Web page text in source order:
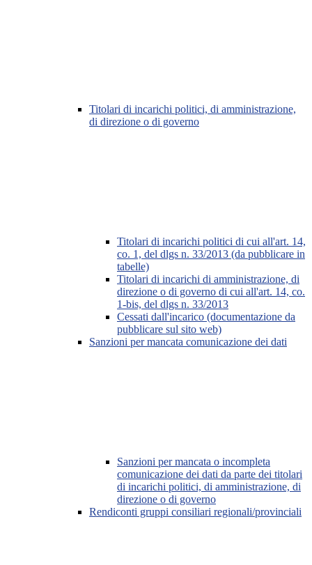
Titolari di incarichi politici, di amministrazione,
di direzione o di governo
Titolari di incarichi politici di cui all'art. 14,
co. 1, del dlgs n. 33/2013 (da pubblicare in
tabelle)
Titolari di incarichi di amministrazione, di
direzione o di governo di cui all'art. 14, co.
1-bis, del dlgs n. 33/2013
Cessati dall'incarico (documentazione da
pubblicare sul sito web)
Sanzioni per mancata comunicazione dei dati
Sanzioni per mancata o incompleta
comunicazione dei dati da parte dei titolari
di incarichi politici, di amministrazione, di
direzione o di governo
Rendiconti gruppi consiliari regionali/provinciali